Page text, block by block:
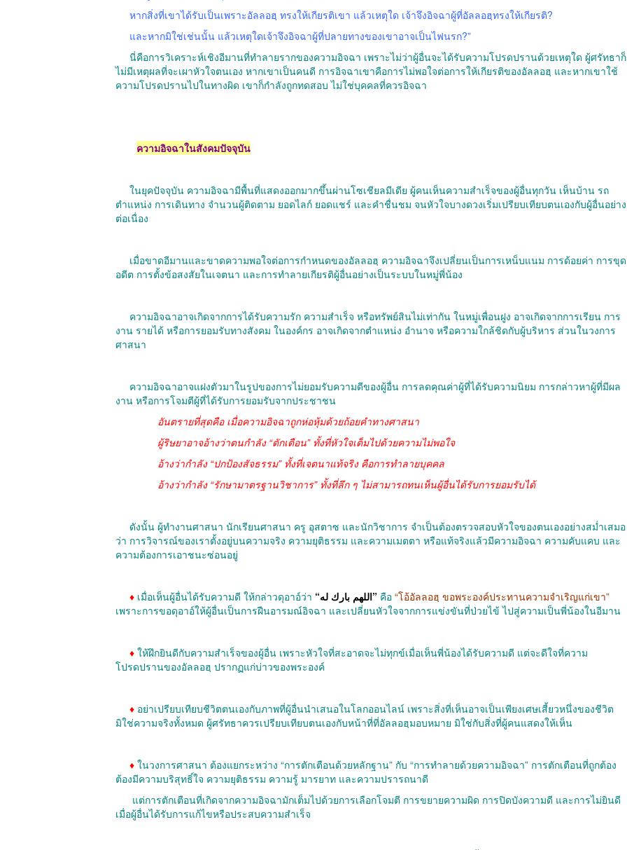
หากสิ่งที่เขาได้รับเป็นเพราะอัลลอฮฺ ทรงให้เกียรติเขา แล้วเหตุใด เจ้าจึงอิจฉาผู้ที่อัลลอฮฺทรงให้เกียรติ?
และหากมิใช่เช่นนั้น แล้วเหตุใดเจ้าจึงอิจฉาผู้ที่ปลายทางของเขาอาจเป็นไฟนรก?”
นี่คือการวิเคราะห์เชิงอีมานที่ทำลายรากของความอิจฉา เพราะไม่ว่าผู้อื่นจะได้รับความโปรดปรานด้วยเหตุใด ผู้ศรัทธาก็
ไม่มีเหตุผลที่จะเผาหัวใจตนเอง หากเขาเป็นคนดี การอิจฉาเขาคือการไม่พอใจต่อการให้เกียรติของอัลลอฮฺ และหากเขาใช้
ความโปรดปรานไปในทางผิด เขาก็กำลังถูกทดสอบ ไม่ใช่บุคคลที่ควรอิจฉา
ความอิจฉาในสังคมปัจจุบัน
ในยุคปัจจุบัน ความอิจฉามีพื้นที่แสดงออกมากขึ้นผ่านโซเชียลมีเดีย ผู้คนเห็นความสำเร็จของผู้อื่นทุกวัน เห็นบ้าน รถ
ตำแหน่ง การเดินทาง จำนวนผู้ติดตาม ยอดไลก์ ยอดแชร์ และคำชื่นชม จนหัวใจบางดวงเริ่มเปรียบเทียบตนเองกับผู้อื่นอย่าง
ต่อเนื่อง
เมื่อขาดอีมานและขาดความพอใจต่อการกำหนดของอัลลอฮฺ ความอิจฉาจึงเปลี่ยนเป็นการเหน็บแนม การด้อยค่า การขุด
อดีต การตั้งข้อสงสัยในเจตนา และการทำลายเกียรติผู้อื่นอย่างเป็นระบบในหมู่พี่น้อง
ความอิจฉาอาจเกิดจากการได้รับความรัก ความสำเร็จ หรือทรัพย์สินไม่เท่ากัน ในหมู่เพื่อนฝูง อาจเกิดจากการเรียน การ
งาน รายได้ หรือการยอมรับทางสังคม ในองค์กร อาจเกิดจากตำแหน่ง อำนาจ หรือความใกล้ชิดกับผู้บริหาร ส่วนในวงการ
ศาสนา
ความอิจฉาอาจแฝงตัวมาในรูปของการไม่ยอมรับความดีของผู้อื่น การลดคุณค่าผู้ที่ได้รับความนิยม การกล่าวหาผู้ที่มีผล
งาน หรือการโจมตีผู้ที่ได้รับการยอมรับจากประชาชน
อันตรายที่สุดคือ เมื่อความอิจฉาถูกห่อหุ้มด้วยถ้อยคำทางศาสนา
ผู้ริษยาอาจอ้างว่าตนกำลัง “ตักเตือน” ทั้งที่หัวใจเต็มไปด้วยความไม่พอใจ
อ้างว่ากำลัง “ปกป้องสัจธรรม” ทั้งที่เจตนาแท้จริง คือการทำลายบุคคล
อ้างว่ากำลัง “รักษามาตรฐานวิชาการ” ทั้งที่ลึก ๆ ไม่สามารถทนเห็นผู้อื่นได้รับการยอมรับได้
ดังนั้น ผู้ทำงานศาสนา นักเรียนศาสนา ครู อุสตาซ และนักวิชาการ จำเป็นต้องตรวจสอบหัวใจของตนเองอย่างสม่ำเสมอ
ว่า การวิจารณ์ของเราตั้งอยู่บนความจริง ความยุติธรรม และความเมตตา หรือแท้จริงแล้วมีความอิจฉา ความคับแคบ และ
ความต้องการเอาชนะซ่อนอยู่
♦ เมื่อเห็นผู้อื่นได้รับความดี ให้กล่าวดุอาอ์ว่า “اللهم بارك له” คือ “โอ้อัลลอฮฺ ขอพระองค์ประทานความจำเริญแก่เขา”
เพราะการขอดุอาอ์ให้ผู้อื่นเป็นการฝืนอารมณ์อิจฉา และเปลี่ยนหัวใจจากการแข่งขันที่ป่วยไข้ ไปสู่ความเป็นพี่น้องในอีมาน
♦ ให้ฝึกยินดีกับความสำเร็จของผู้อื่น เพราะหัวใจที่สะอาดจะไม่ทุกข์เมื่อเห็นพี่น้องได้รับความดี แต่จะดีใจที่ความ
โปรดปรานของอัลลอฮฺ ปรากฏแก่บ่าวของพระองค์
♦ อย่าเปรียบเทียบชีวิตตนเองกับภาพที่ผู้อื่นนำเสนอในโลกออนไลน์ เพราะสิ่งที่เห็นอาจเป็นเพียงเศษเสี้ยวหนึ่งของชีวิต
มิใช่ความจริงทั้งหมด ผู้ศรัทธาควรเปรียบเทียบตนเองกับหน้าที่ที่อัลลอฮฺมอบหมาย มิใช่กับสิ่งที่ผู้คนแสดงให้เห็น
♦ ในวงการศาสนา ต้องแยกระหว่าง “การตักเตือนด้วยหลักฐาน” กับ “การทำลายด้วยความอิจฉา” การตักเตือนที่ถูกต้อง
ต้องมีความบริสุทธิ์ใจ ความยุติธรรม ความรู้ มารยาท และความปรารถนาดี
แต่การตักเตือนที่เกิดจากความอิจฉามักเต็มไปด้วยการเลือกโจมตี การขยายความผิด การปิดบังความดี และการไม่ยินดี
เมื่อผู้อื่นได้รับการแก้ไขหรือประสบความสำเร็จ